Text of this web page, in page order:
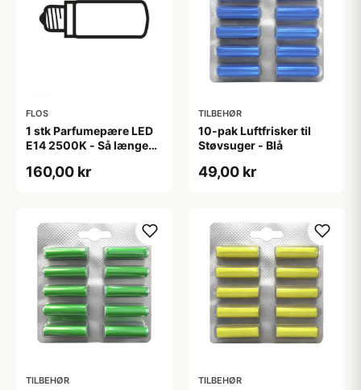
FLOS
1 stk Parfumepære LED
E14 2500K - Så længe
160,00 kr
TILBEHØR
10-pak Luftfrisker til
Støvsuger - Blå
49,00 kr
TILBEHØR TILBEHØR